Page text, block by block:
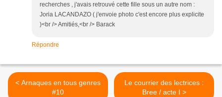
recherches , j'avais retrouvé cette fille sous un autre nom :
Joria LACANDAZO ( j'envoie photo c'est encore plus explicite
)<br /> Amitiés,<br /> Barack
Répondre
< Arnaques en tous genres
#10
Le courrier des lectrices :
Bree / acte I >